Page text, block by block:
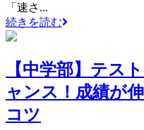
「速さ...
続きを読む
【中学部】テス
ャンス！成績が
コツ